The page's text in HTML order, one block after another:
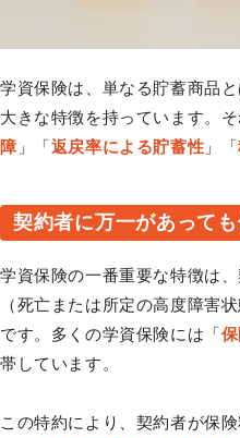
学資保険は、単なる貯蓄商品
大きな特徴を持っています。
障」「返戻率による貯蓄性 」「
契約者に万一があって
学資保険の一番重要な特徴は
（死亡または所定の高度障害
です。多くの学資保険には「
帯しています。
この特約により、契約者が保